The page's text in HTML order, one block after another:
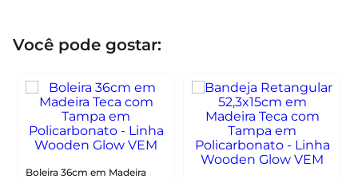
Você pode gostar:
Boleira 36cm em Madeira